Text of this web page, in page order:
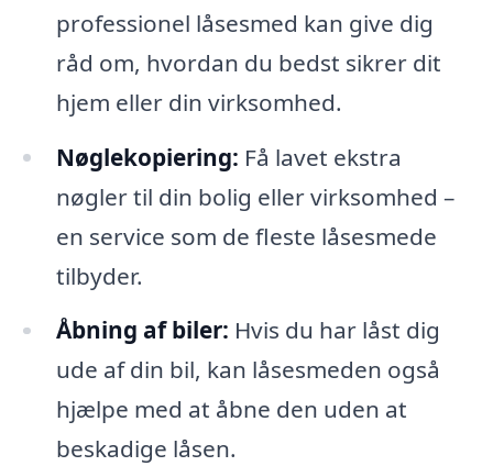
professionel låsesmed kan give dig
råd om, hvordan du bedst sikrer dit
hjem eller din virksomhed.
Nøglekopiering: Få lavet ekstra
nøgler til din bolig eller virksomhed –
en service som de fleste låsesmede
tilbyder.
Åbning af biler: Hvis du har låst dig
ude af din bil, kan låsesmeden også
hjælpe med at åbne den uden at
beskadige låsen.